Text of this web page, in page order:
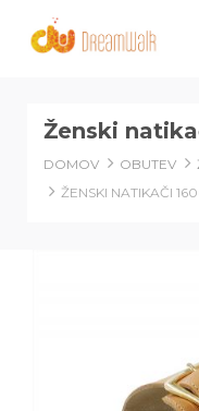
Ženski
DOMOV OBUTEV
ŽENSKI NATIKAČI